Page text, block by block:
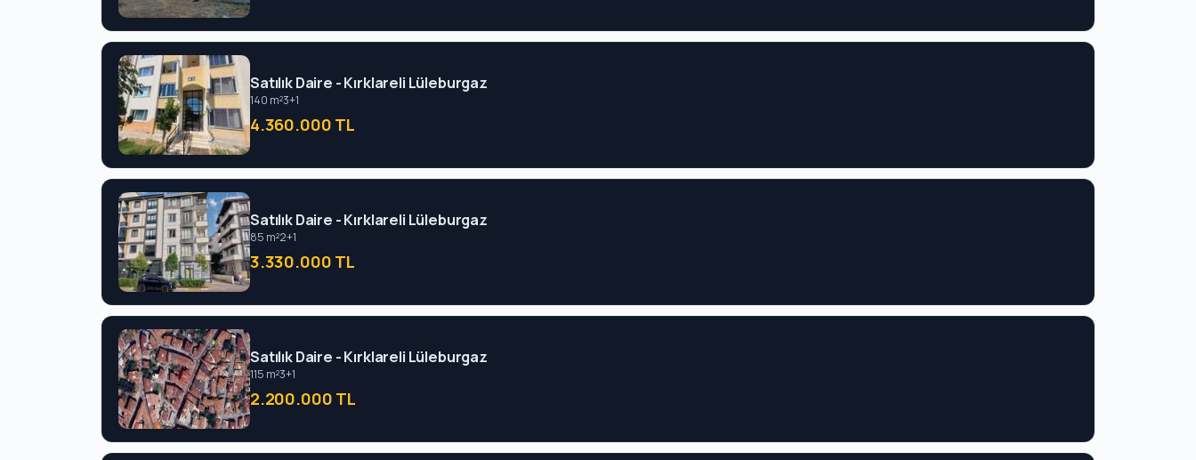
Satılık Daire - Kırklareli Lüleburgaz
140 m²3+1
4.360.000 TL
Satılık Daire - Kırklareli Lüleburgaz
85 m²2+1
3.330.000 TL
Satılık Daire - Kırklareli Lüleburgaz
115 m²3+1
2.200.000 TL